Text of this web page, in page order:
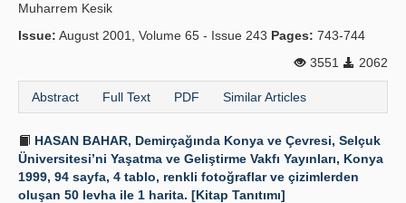
Muharrem Kesik
Issue: August 2001, Volume 65 - Issue 243 Pages: 743-744
3551
2062
Abstract Full Text PDF Similar Articles
HASAN BAHAR, Demirçağında Konya ve Çevresi, Selçuk
Üniversitesi’ni Yaşatma ve Geliştirme Vakfı Yayınları, Konya
1999, 94 sayfa, 4 tablo, renkli fotoğraflar ve çizimlerden
oluşan 50 levha ile 1 harita. [Kitap Tanıtımı]